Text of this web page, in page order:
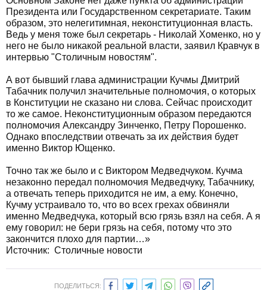
Президента или Государственном секретариате. Таким
образом, это нелегитимная, неконституционная власть.
Ведь у меня тоже был секретарь - Николай Хоменко, но у
него не было никакой реальной власти, заявил Кравчук в
интервью "Столичным новостям".
А вот бывший глава администрации Кучмы Дмитрий
Табачник получил значительные полномочия, о которых
в Конституции не сказано ни слова. Сейчас происходит
то же самое. Неконституционным образом передаются
полномочия Александру Зинченко, Петру Порошенко.
Однако впоследствии отвечать за их действия будет
именно Виктор Ющенко.
Точно так же было и с Виктором Медведчуком. Кучма
незаконно передал полномочия Медведчуку, Табачнику,
а отвечать теперь приходится не им, а ему. Конечно,
Кучму устраивало то, что во всех грехах обвиняли
именно Медведчука, который всю грязь взял на себя. А я
ему говорил: не бери грязь на себя, потому что это
закончится плохо для партии…»
Источник: Cтоличные новости
ПОДЕЛИТЬСЯ: